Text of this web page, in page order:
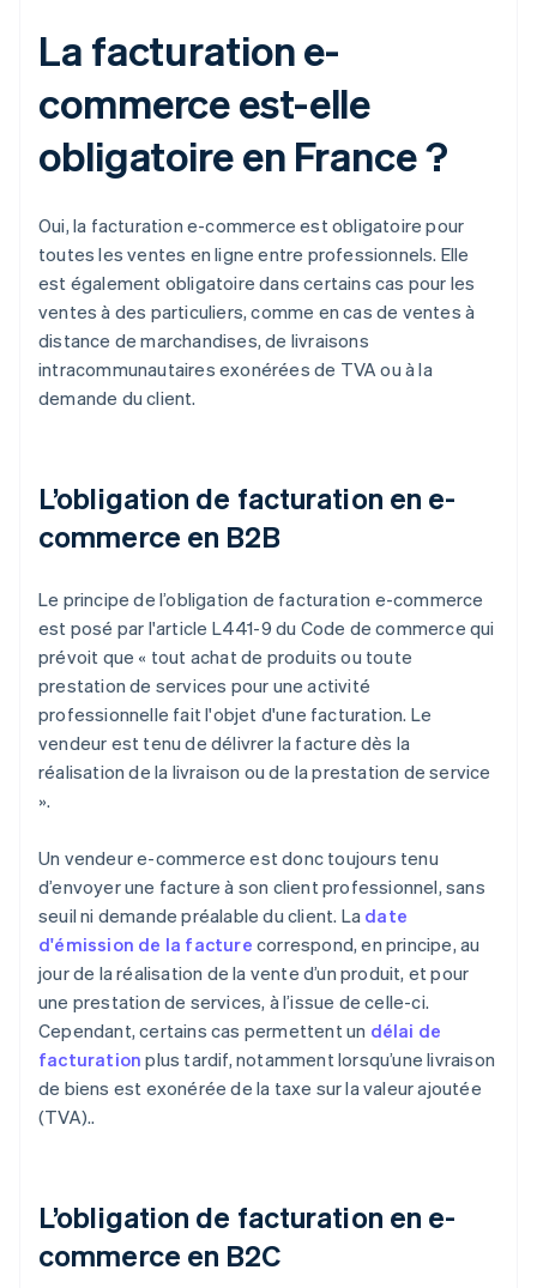
La facturation e-
commerce est-elle
obligatoire en France ?
Oui, la facturation e-commerce est obligatoire pour
toutes les ventes en ligne entre professionnels. Elle
est également obligatoire dans certains cas pour les
ventes à des particuliers, comme en cas de ventes à
distance de marchandises, de livraisons
intracommunautaires exonérées de TVA ou à la
demande du client.
L’obligation de facturation en e-
commerce en B2B
Le principe de l’obligation de facturation e-commerce
est posé par l'article L441-9 du Code de commerce qui
prévoit que « tout achat de produits ou toute
prestation de services pour une activité
professionnelle fait l'objet d'une facturation. Le
vendeur est tenu de délivrer la facture dès la
réalisation de la livraison ou de la prestation de service
».
Un vendeur e-commerce est donc toujours tenu
d’envoyer une facture à son client professionnel, sans
seuil ni demande préalable du client. La date
d'émission de la facture correspond, en principe, au
jour de la réalisation de la vente d’un produit, et pour
une prestation de services, à l’issue de celle-ci.
Cependant, certains cas permettent un délai de
facturation plus tardif, notamment lorsqu’une livraison
de biens est exonérée de la taxe sur la valeur ajoutée
(TVA)..
L’obligation de facturation en e-
commerce en B2C